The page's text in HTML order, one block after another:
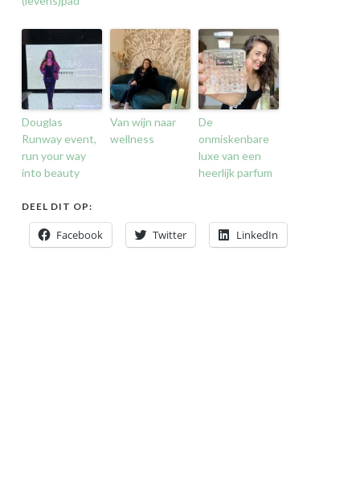
Douglas
Runway event,
run your way
into beauty
Van wijn naar
wellness
De
onmiskenbare
luxe van een
heerlijk parfum
DEEL DIT OP:
Facebook Twitter LinkedIn